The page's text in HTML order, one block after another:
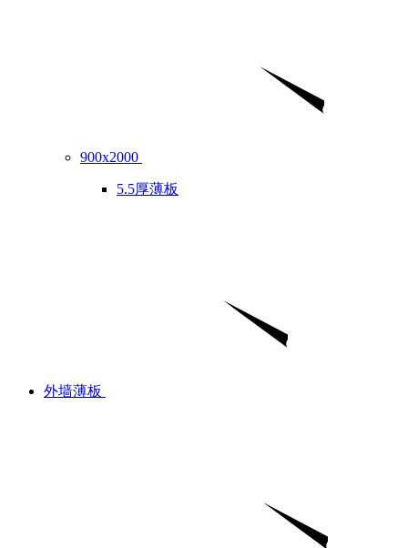
900x2000
5.5厚薄板
外墙薄板